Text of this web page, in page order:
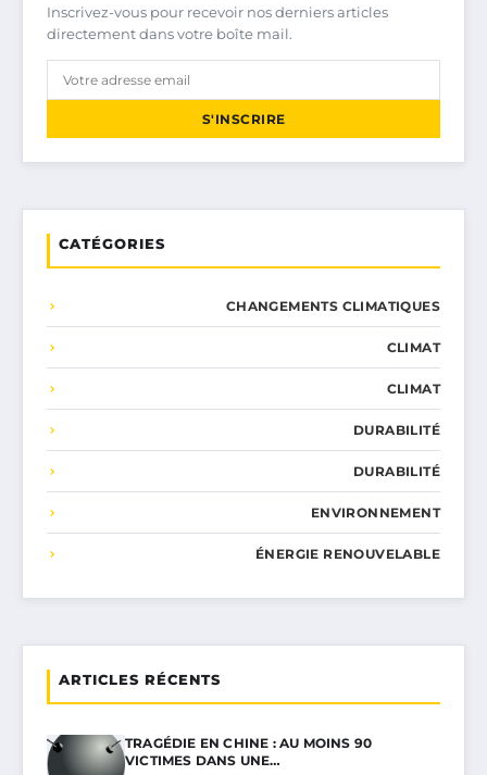
Inscrivez-vous pour recevoir nos derniers articles
directement dans votre boîte mail.
S'INSCRIRE
CATÉGORIES
CHANGEMENTS CLIMATIQUES
CLIMAT
CLIMAT
DURABILITÉ
DURABILITÉ
ENVIRONNEMENT
ÉNERGIE RENOUVELABLE
ARTICLES RÉCENTS
TRAGÉDIE EN CHINE : AU MOINS 90
VICTIMES DANS UNE…